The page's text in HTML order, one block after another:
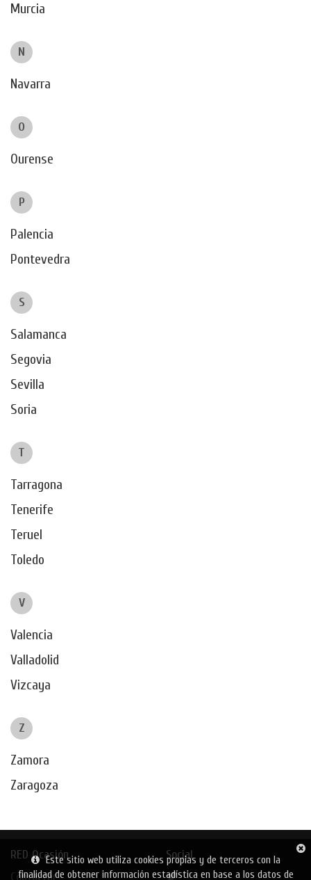
Murcia
N
Navarra
O
Ourense
P
Palencia
Pontevedra
S
Salamanca
Segovia
Sevilla
Soria
T
Tarragona
Tenerife
Teruel
Toledo
V
Valencia
Valladolid
Vizcaya
Z
Zamora
Zaragoza
RED Ocasión
Contactar
Social
Este sitio web utiliza cookies propias y de terceros con la
finalidad de obtener información estadística en base a los datos de